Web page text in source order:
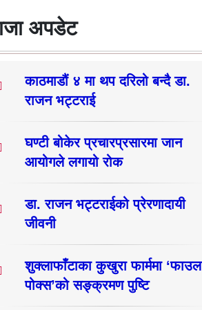
अपडेट
काठमाडौं ४ मा थप दरिलो बन्दै डा.
राजन भट्टराई
घण्टी बोकेर प्रचारप्रसारमा जान
आयोगले लगायो रोक
डा. राजन भट्टराईको प्रेरणादायी
जीवनी
शुक्लाफाँटाका कुखुरा फार्ममा ‘फाउल
पोक्स’को सङ्क्रमण पुष्टि